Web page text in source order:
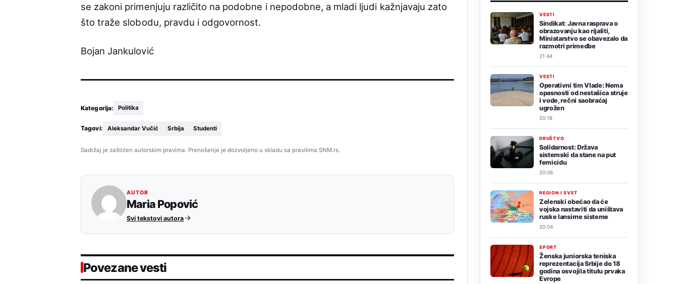
se zakoni primenjuju različito na podobne i nepodobne, a mladi ljudi kažnjavaju zato
što traže slobodu, pravdu i odgovornost.
Bojan Jankulović
Kategorija: Politika
Tagovi: Aleksandar Vučić Srbija Studenti
Sadržaj je zaštićen autorskim pravima. Prenošenje je dozvoljeno u skladu sa pravilima SNM.rs.
AUTOR
Maria Popović
Svi tekstovi autora
Povezane vesti
VESTI
Sindikat: Javna rasprava o
obrazovanju kao rijaliti,
Ministarstvo se obavezalo da
razmotri primedbe
21:44
VESTI
Operativni tim Vlade: Nema
opasnosti od nestašica struje
i vode, rečni saobraćaj
ugrožen
20:18
DRUŠTVO
Solidarnost: Država
sistemski da stane na put
femicidu
20:06
REGION I SVET
Zelenski obećao da će
vojska nastaviti da uništava
ruske lansirne sisteme
20:04
SPORT
Ženska juniorska teniska
reprezentacija Srbije do 18
godina osvojila titulu prvaka
Evrope